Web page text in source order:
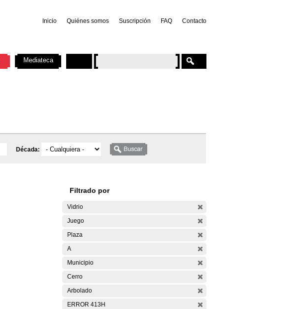
Inicio Quiénes somos Suscripción FAQ Contacto
Década:
Filtrado por
Vidrio
Juego
Plaza
A
Municipio
Cerro
Arbolado
ERROR 413H
Mediateca